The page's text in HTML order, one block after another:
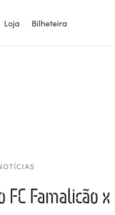
Loja Bilheteira
Famalicão x